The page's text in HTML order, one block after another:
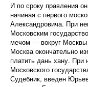
И по сроку правления
начиная с первого
Александровича. При
Московским
мечом — вокруг
Москва окончательно
платить дань хану. При
Московского
Судебник, введен